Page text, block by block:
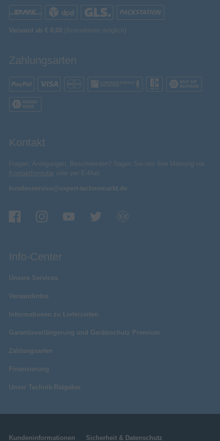
Sonstiges
Artikelnummer 12181401384
Versand ab € 0,00 (Ausnahmen möglich)
Zahlungsarten
Kontakt
Fragen, Anregungen, Beschwerden? Sagen Sie uns Ihre Meinung via
Kontaktformular oder per E-Mail:
kundenservice@expert-technomarkt.de
Info-Center
Unsere Services
Versandinfos
Informationen zu Lieferzeiten
Garantieverlängerung und Geräteschutz Premium
Zahlungsarten
Finanzierung
Unser Technik-Ratgeber
Kundeninformationen Sicherheit & Datenschutz